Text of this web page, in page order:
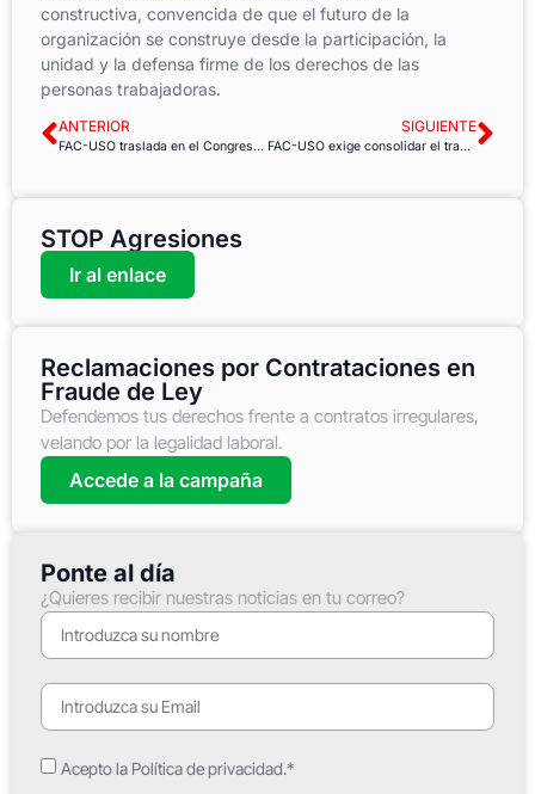
constructiva, convencida de que el futuro de la
organización se construye desde la participación, la
unidad y la defensa firme de los derechos de las
personas trabajadoras.
ANTERIOR
FAC-USO traslada en el Congreso la necesidad de un Pacto de Estado para dignificar la labor de los bomberos forestales
SIGUIENTE
FAC-USO exige consolidar el trabajo a distancia en la AGE con garantías, igualdad y criterios homogéneos
STOP Agresiones
Ir al enlace
Reclamaciones por Contrataciones en
Fraude de Ley
Defendemos tus derechos frente a contratos irregulares,
velando por la legalidad laboral.
Accede a la campaña
Ponte al día
¿Quieres recibir nuestras noticias en tu correo?
Acepto la Política de privacidad.*